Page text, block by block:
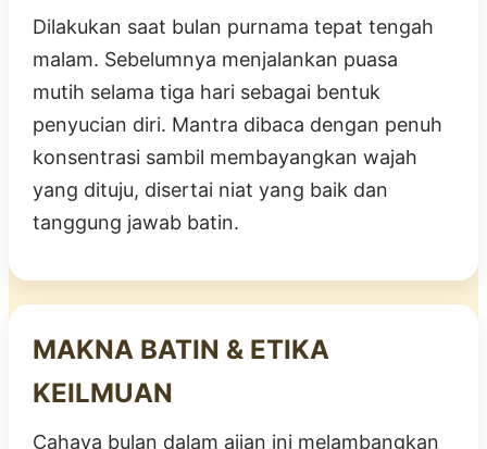
Dilakukan saat bulan purnama tepat tengah
malam. Sebelumnya menjalankan puasa
mutih selama tiga hari sebagai bentuk
penyucian diri. Mantra dibaca dengan penuh
konsentrasi sambil membayangkan wajah
yang dituju, disertai niat yang baik dan
tanggung jawab batin.
MAKNA BATIN & ETIKA
KEILMUAN
Cahaya bulan dalam ajian ini melambangkan